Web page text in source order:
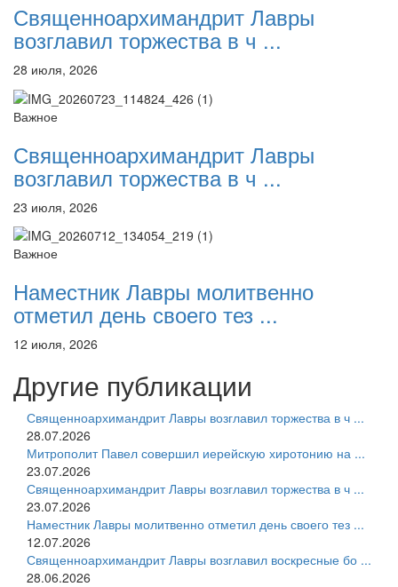
Священноархимандрит Лавры
возглавил торжества в ч ...
28 июля, 2026
Важное
Священноархимандрит Лавры
возглавил торжества в ч ...
23 июля, 2026
Важное
Наместник Лавры молитвенно
отметил день своего тез ...
12 июля, 2026
Другие публикации
Священноархимандрит Лавры возглавил торжества в ч ...
28.07.2026
Митрополит Павел совершил иерейскую хиротонию на ...
23.07.2026
Священноархимандрит Лавры возглавил торжества в ч ...
23.07.2026
Наместник Лавры молитвенно отметил день своего тез ...
12.07.2026
Священноархимандрит Лавры возглавил воскресные бо ...
28.06.2026